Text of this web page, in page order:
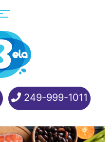
249-999-1011